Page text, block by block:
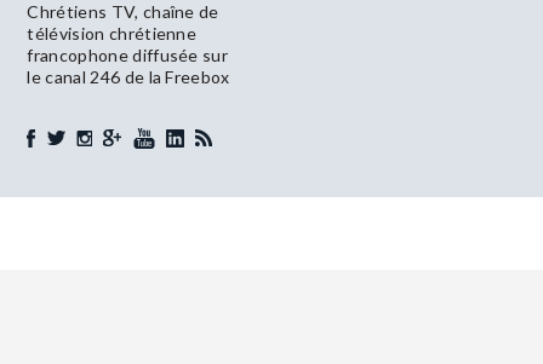
Chrétiens TV, chaîne de
télévision chrétienne
francophone diffusée sur
le canal 246 de la Freebox